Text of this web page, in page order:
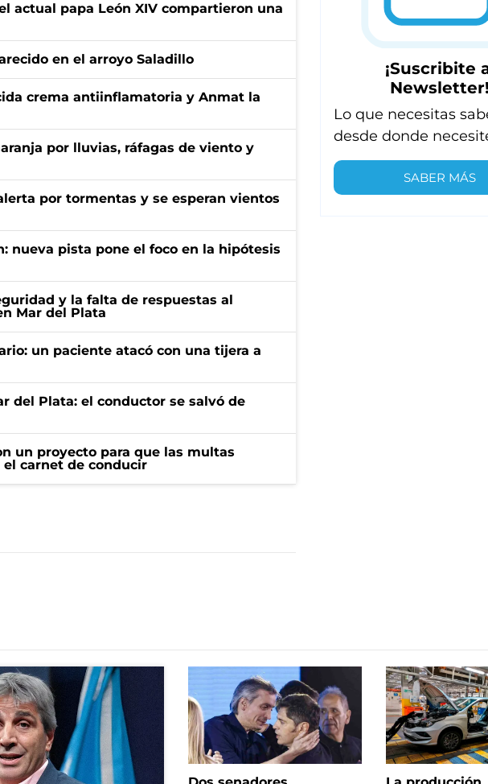
actual papa León XIV compartieron una
en el arroyo Saladillo
crema antiinflamatoria y Anmat la
por lluvias, ráfagas de viento y
por tormentas y se esperan vientos
nueva pista pone el foco en la hipótesis
y la falta de respuestas al
Mar del Plata
un paciente atacó con una tijera a
del Plata: el conductor se salvó de
un proyecto para que las multas
carnet de conducir
¡Suscribite
Newsletter!
Lo que necesitas
desde donde
SABER MÁS